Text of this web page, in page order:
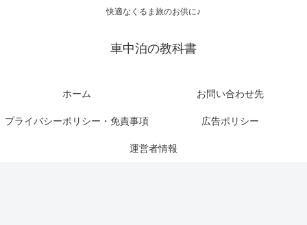
快適なくるま旅のお供に♪
車中泊の教科書
ホーム お問い合わせ先
プライバシーポリシー・免責事項 広告ポリシー
運営者情報